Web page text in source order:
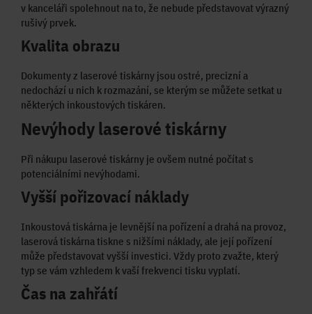
v kanceláři spolehnout na to, že nebude představovat výrazný
rušivý prvek.
Kvalita obrazu
Dokumenty z laserové tiskárny jsou ostré, precizní a
nedochází u nich k rozmazání, se kterým se můžete setkat u
některých inkoustových tiskáren.
Nevýhody laserové tiskárny
Při nákupu laserové tiskárny je ovšem nutné počítat s
potenciálními nevýhodami.
Vyšší pořizovací náklady
Inkoustová tiskárna je levnější na pořízení a drahá na provoz,
laserová tiskárna tiskne s nižšími náklady, ale její pořízení
může představovat vyšší investici. Vždy proto zvažte, který
typ se vám vzhledem k vaší frekvenci tisku vyplatí.
Čas na zahřátí